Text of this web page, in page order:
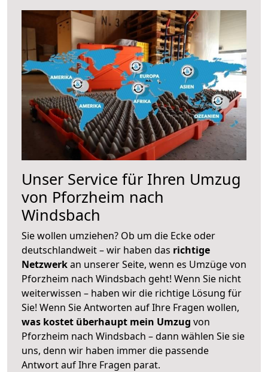
Unser Service für Ihren Umzug
von Pforzheim nach
Windsbach
Sie wollen umziehen? Ob um die Ecke oder
deutschlandweit – wir haben das richtige
Netzwerkan unserer Seite, wenn es Umzüge von
Pforzheim nach Windsbach geht! Wenn Sie nicht
weiterwissen – haben wir die richtige Lösung für
Sie! Wenn Sie Antworten auf Ihre Fragen wollen,
was kostet überhaupt mein Umzug von
Pforzheim nach Windsbach – dann wählen Sie sie
uns, denn wir haben immer die passende
Antwort auf Ihre Fragen parat.